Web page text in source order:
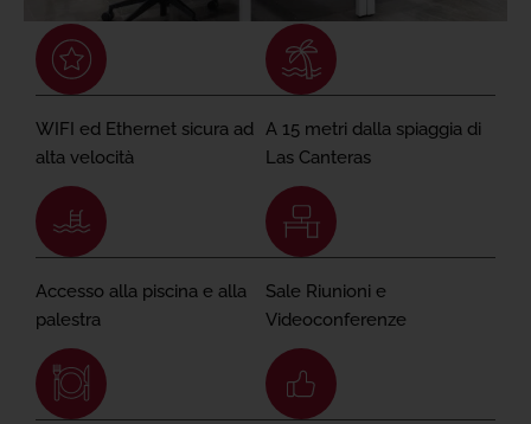
WIFI ed Ethernet sicura ad
alta velocità
A 15 metri dalla spiaggia di
Las Canteras
Accesso alla piscina e alla
palestra
Sale Riunioni e
Videoconferenze